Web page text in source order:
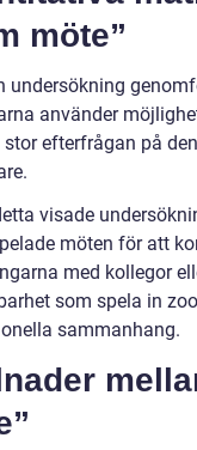
möte”
undersökning
använder
stor efterfrågan på
visade
möten för att
med kollegor
som spela in
sammanhang.